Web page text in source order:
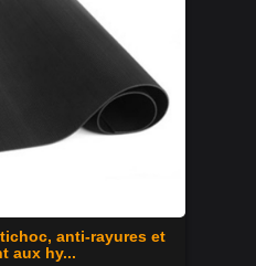
anti-rayures et
aux hy...